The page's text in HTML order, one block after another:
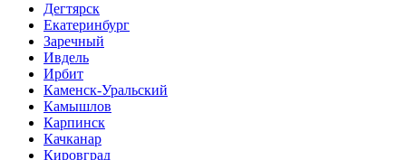
Дегтярск
Екатеринбург
Заречный
Ивдель
Ирбит
Каменск-Уральский
Камышлов
Карпинск
Качканар
Кировград